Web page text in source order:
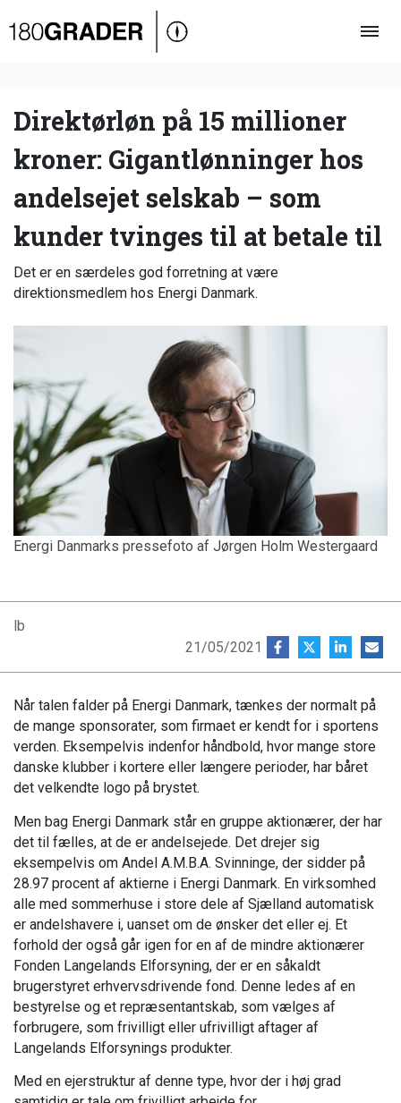
Oversigt
Debat
Video
Podcast
Direktørløn på 15 millioner
kroner: Gigantlønninger hos
andelsejet selskab – som
kunder tvinges til at betale til
Det er en særdeles god forretning at være
direktionsmedlem hos Energi Danmark.
Energi Danmarks pressefoto af Jørgen Holm Westergaard
lb
21/05/2021
Når talen falder på Energi Danmark, tænkes der normalt på
de mange sponsorater, som firmaet er kendt for i sportens
verden. Eksempelvis indenfor håndbold, hvor mange store
danske klubber i kortere eller længere perioder, har båret
det velkendte logo på brystet.
Men bag Energi Danmark står en gruppe aktionærer, der har
det til fælles, at de er andelsejede. Det drejer sig
eksempelvis om Andel A.M.B.A. Svinninge, der sidder på
28.97 procent af aktierne i Energi Danmark. En virksomhed
alle med sommerhuse i store dele af Sjælland automatisk
er andelshavere i, uanset om de ønsker det eller ej. Et
forhold der også går igen for en af de mindre aktionærer
Fonden Langelands Elforsyning, der er en såkaldt
brugerstyret erhvervsdrivende fond. Denne ledes af en
bestyrelse og et repræsentantskab, som vælges af
forbrugere, som frivilligt eller ufrivilligt aftager af
Langelands Elforsynings produkter.
Med en ejerstruktur af denne type, hvor der i høj grad